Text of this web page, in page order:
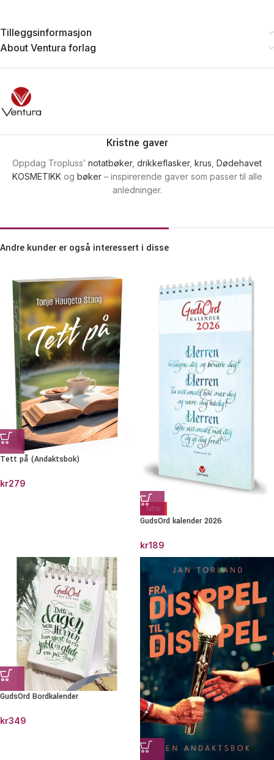
Tilleggsinformasjon
About Ventura forlag
Kristne gaver
Oppdag Tropluss’ notatbøker, drikkeflasker, krus, Dødehavet
KOSMETIKKog bøker– inspirerende gaver som passer til alle
anledninger.
Andre kunder er også interessert i disse
Tett på (Andaktsbok)
kr279
NEW
GudsOrd kalender 2026
kr189
GudsOrd Bordkalender
kr349